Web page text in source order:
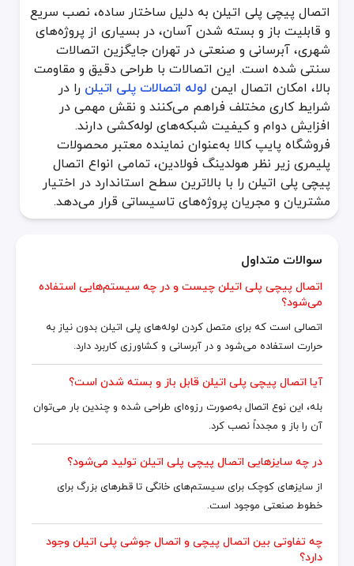
اتصال پیچی پلی اتیلن به دلیل ساختار ساده، نصب سریع
و قابلیت باز و بسته شدن آسان، در بسیاری از پروژه‌های
شهری، آبرسانی و صنعتی در تهران جایگزین اتصالات
سنتی شده است. این اتصالات با طراحی دقیق و مقاومت
بالا، امکان اتصال ایمن لوله اتصالات پلی اتیلن را در
شرایط کاری مختلف فراهم می‌کنند و نقش مهمی در
افزایش دوام و کیفیت شبکه‌های لوله‌کشی دارند.
فروشگاه پایپ کالا به‌عنوان نماینده معتبر محصولات
پلیمری زیر نظر هولدینگ فولادین، تمامی انواع اتصال
پیچی پلی اتیلن را با بالاترین سطح استاندارد در اختیار
مشتریان و مجریان پروژه‌های تاسیساتی قرار می‌دهد.
سوالات متداول
اتصال پیچی پلی اتیلن چیست و در چه سیستم‌هایی استفاده
می‌شود؟
اتصالی است که برای متصل کردن لوله‌های پلی اتیلن بدون نیاز به
حرارت استفاده می‌شود و در آبرسانی و کشاورزی کاربرد دارد.
آیا اتصال پیچی پلی اتیلن قابل باز و بسته شدن است؟
بله، این نوع اتصال به‌صورت رزوه‌ای طراحی شده و چندین بار می‌توان
آن را باز و مجدداً نصب کرد.
در چه سایزهایی اتصال پیچی پلی اتیلن تولید می‌شود؟
از سایزهای کوچک برای سیستم‌های خانگی تا قطرهای بزرگ برای
خطوط صنعتی موجود است.
چه تفاوتی بین اتصال پیچی و اتصال جوشی پلی اتیلن وجود
دارد؟